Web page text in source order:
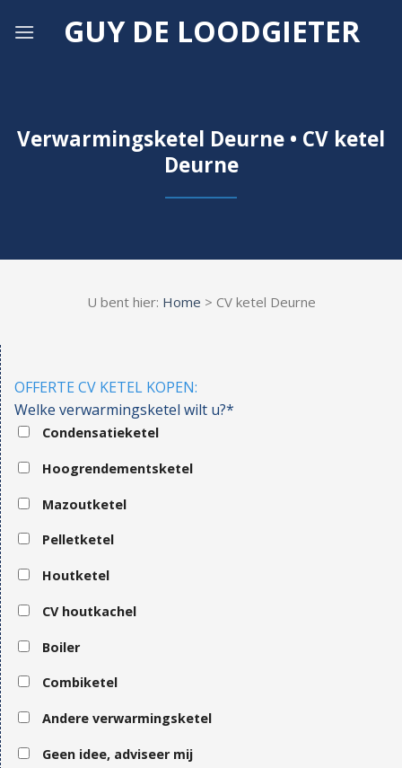
GUY DE LOODGIETER
Verwarmingsketel Deurne • CV ketel
Deurne
U bent hier: Home > CV ketel Deurne
OFFERTE CV KETEL KOPEN:
Welke verwarmingsketel wilt u?*
Condensatieketel
Hoogrendementsketel
Mazoutketel
Pelletketel
Houtketel
CV houtkachel
Boiler
Combiketel
Andere verwarmingsketel
Geen idee, adviseer mij